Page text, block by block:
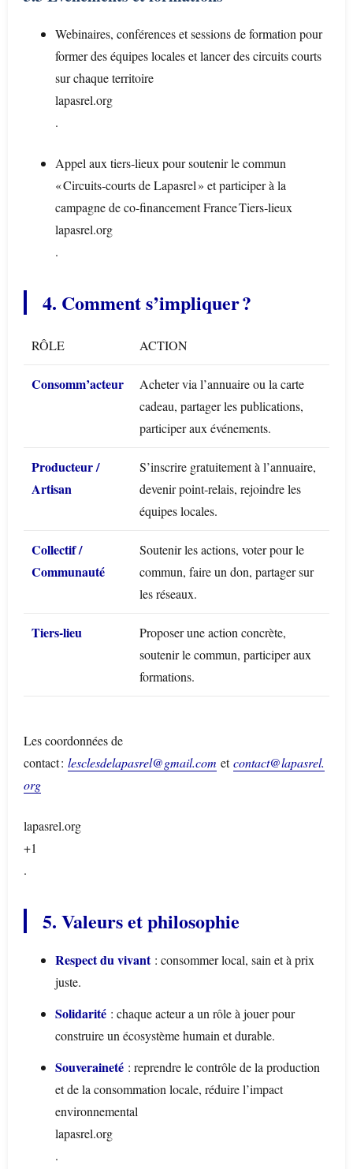
Webinaires, conférences et sessions de formation pour
former des équipes locales et lancer des circuits courts
sur chaque territoire
lapasrel.org
.
Appel aux tiers‑lieux pour soutenir le commun
« Circuits‑courts de Lapasrel » et participer à la
campagne de co‑financement France Tiers‑lieux
lapasrel.org
.
4. Comment s’impliquer ?
RÔLE ACTION
Consomm’acteur
Acheter via l’annuaire ou la carte
cadeau, partager les publications,
participer aux événements.
Producteur /
Artisan
S’inscrire gratuitement à l’annuaire,
devenir point‑relais, rejoindre les
équipes locales.
Collectif /
Communauté
Soutenir les actions, voter pour le
commun, faire un don, partager sur
les réseaux.
Tiers‑lieu
Proposer une action concrète,
soutenir le commun, participer aux
formations.
Les coordonnées de
contact : lesclesdelapasrel@gmail.com etcontact@lapasrel.
org
lapasrel.org
+1
.
5. Valeurs et philosophie
Respect du vivant: consommer local, sain et à prix
juste.
Solidarité : chaque acteur a un rôle à jouer pour
construire un écosystème humain et durable.
Souveraineté : reprendre le contrôle de la production
et de la consommation locale, réduire l’impact
environnemental
lapasrel.org
.